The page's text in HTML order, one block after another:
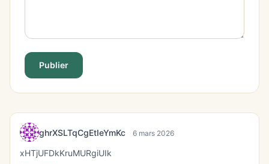
Publier
ghrXSLTqCgEtIeYmKc 6 mars 2026
xHTjUFDkKruMURgiUIk